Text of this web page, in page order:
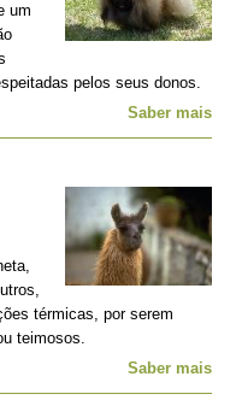
um
pelos seus donos.
Saber mais
térmicas, por serem
teimosos.
Saber mais